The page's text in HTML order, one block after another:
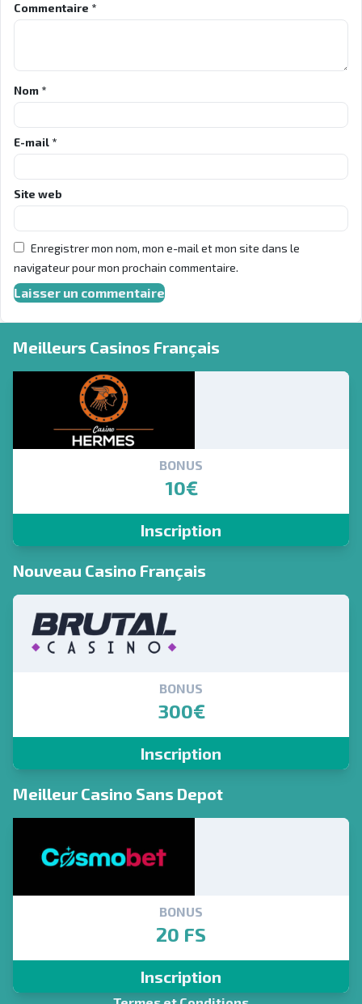
Commentaire *
Nom *
E-mail *
Site web
Enregistrer mon nom, mon e-mail et mon site dans le
navigateur pour mon prochain commentaire.
Meilleurs Casinos Français
BONUS
10€
Inscription
Nouveau Casino Français
BONUS
300€
Inscription
Meilleur Casino Sans Depot
BONUS
20 FS
Inscription